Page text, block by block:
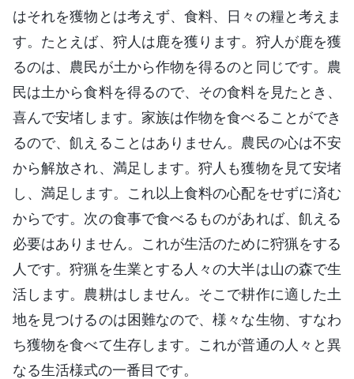
はそれを獲物とは考えず、食料、日々の糧と考えま
す。たとえば、狩人は鹿を獲ります。狩人が鹿を獲
るのは、農民が土から作物を得るのと同じです。農
民は土から食料を得るので、その食料を見たとき、
喜んで安堵します。家族は作物を食べることができ
るので、飢えることはありません。農民の心は不安
から解放され、満足します。狩人も獲物を見て安堵
し、満足します。これ以上食料の心配をせずに済む
からです。次の食事で食べるものがあれば、飢える
必要はありません。これが生活のために狩猟をする
人です。狩猟を生業とする人々の大半は山の森で生
活します。農耕はしません。そこで耕作に適した土
地を見つけるのは困難なので、様々な生物、すなわ
ち獲物を食べて生存します。これが普通の人々と異
なる生活様式の一番目です。